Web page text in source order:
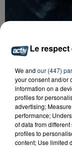
ARRÊTÉ
Le
We and our (447)
your consent and/or
information on a
profiles for
advertising;
performance;
of data from
profiles to
content; Use limited